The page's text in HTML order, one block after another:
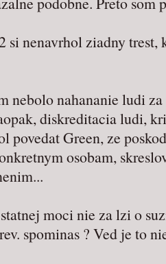
si nenavrhol ziadny trest,
nebolo nahananie ludi
diskreditacia ludi,
povedat Green, ze
osobam,
moci nie za lzi o
spominas ? Ved je to